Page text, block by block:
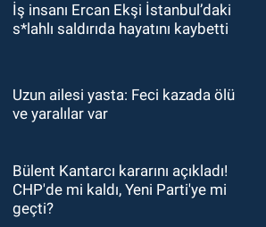
20:11
19:58Yangın korkuttu: 3 katlı evin
GÜNDEM
18:35Filyos’ta 2 kişiyi dalgalar
yuttu: 1 kişi hayatını kaybetti 1 kişi
İş insanı Ercan Ekşi İstanbul’daki
s*lahlı saldırıda hayatını kaybetti
Uzun ailesi yasta: Feci kazada ölü
ve yaralılar var
Bülent Kantarcı kararını açıkladı!
CHP'de mi kaldı, Yeni Parti'ye mi
geçti?